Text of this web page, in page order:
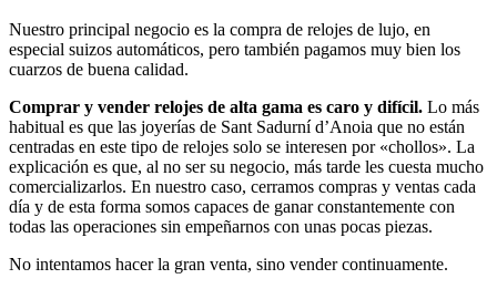
Nuestro principal negocio es la compra de relojes de lujo, en
especial suizos automáticos, pero también pagamos muy bien los
cuarzos de buena calidad.
Comprar y vender relojes de alta gama es caro y difícil. Lo más
habitual es que las joyerías de Sant Sadurní d’Anoia que no están
centradas en este tipo de relojes solo se interesen por «chollos». La
explicación es que, al no ser su negocio, más tarde les cuesta mucho
comercializarlos. En nuestro caso, cerramos compras y ventas cada
día y de esta forma somos capaces de ganar constantemente con
todas las operaciones sin empeñarnos con unas pocas piezas.
No intentamos hacer la gran venta, sino vender continuamente.